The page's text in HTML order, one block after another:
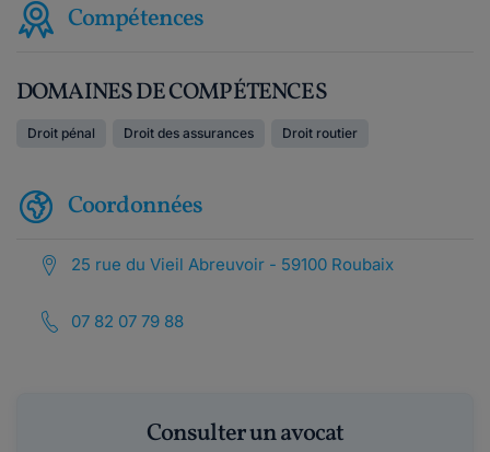
Compétences
DOMAINES DE COMPÉTENCES
Droit pénal Droit des assurances Droit routier
Coordonnées
25 rue du Vieil Abreuvoir - 59100 Roubaix
07 82 07 79 88
Consulter un avocat